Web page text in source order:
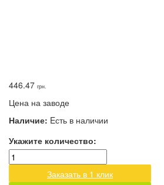
446.47 грн.
Цена на заводе
Наличие: Eсть в наличии
Укажите количество:
Заказать в 1 клик